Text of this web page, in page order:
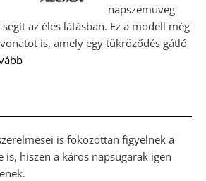
napszemüveg
az éles látásban. Ez a modell még
is, amely egy tükröződés gátló
is fokozottan figyelnek a
is, hiszen a káros napsugarak igen